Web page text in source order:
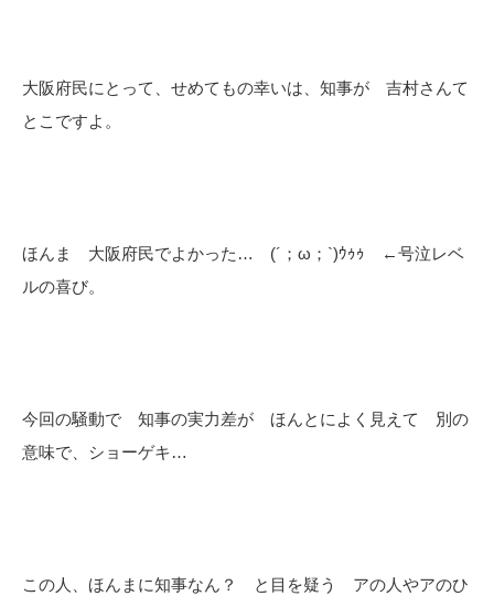
大阪府民にとって、せめてもの幸いは、知事が 吉村さんて
とこですよ。
ほんま 大阪府民でよかった… (´；ω；`)ｳｩｩ ←号泣レベ
ルの喜び。
今回の騒動で 知事の実力差が ほんとによく見えて 別の
意味で、ショーゲキ…
この人、ほんまに知事なん？ と目を疑う アの人やアのひ